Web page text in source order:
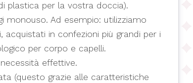
plastica per la vostra doccia).
monouso. Ad esempio: utilizziamo
acquistati in confezioni più grandi per i
per corpo e capelli.
effettive.
(questo grazie alle caratteristiche